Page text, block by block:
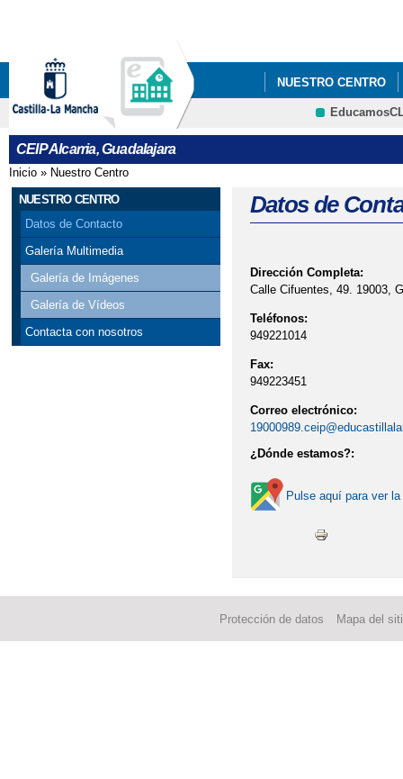
NUESTRO CENTRO
CEIP Alcarria, Guadalajara
Se encuentra usted aquí
Inicio » Nuestro Centro
NUESTRO CENTRO
Datos de Contacto
Galería Multimedia
Galería de Imágenes
Galería de Vídeos
Contacta con nosotros
Datos de
Dirección Completa:
Calle Cifuentes, 49. 19003,
Teléfonos:
949221014
Fax:
949223451
Correo electrónico:
¿Dónde estamos?:
Pulse aquí para ver
Protección de datos Mapa del